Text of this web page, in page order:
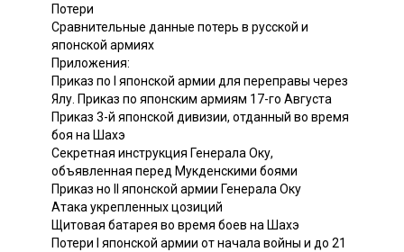
Потери
Сравнительные данные потерь в русской и
японской армиях
Приложения:
Приказ по I японской армии для переправы через
Ялу. Приказ по японским армиям 17-го Августа
Приказ 3-й японской дивизии, отданный во время
боя на Шахэ
Секретная инструкция Генерала Оку,
объявленная перед Мукденскими боями
Приказ но II японской apмии Генерала Оку
Атака укрепленных цозиций
Щитовая батарея во время боев на Шахэ
Потери I японской армии от начала войны и до 21